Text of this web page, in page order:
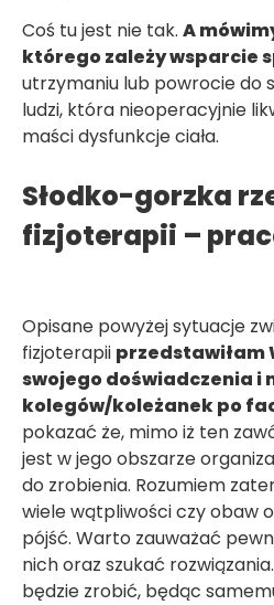
Coś tu jest nie tak. A
którego zależy wsparcie
utrzymaniu lub powrocie do
ludzi, która nieoperacyjnie
maści dysfunkcje ciała.
Słodko-gorzka
fizjoterapii –
Opisane powyżej sytuacje
fizjoterapii przedstawiłam
swojego doświadczenia i
kolegów/koleżanek po
pokazać że, mimo iż ten
jest w jego obszarze
do zrobienia. Rozumiem
wiele wątpliwości czy obaw
pójść. Warto zauważać
nich oraz szukać
będzie zrobić, będąc